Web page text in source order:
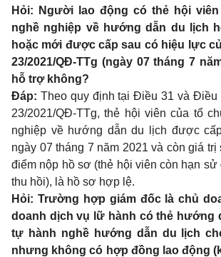
Hỏi: Người lao động có thẻ hội
nghề nghiệp về hướng dẫn du lịch
hoặc mới được cấp sau có hiệu lực
23/2021/QĐ-TTg (ngày 07 tháng 7
hỗ trợ không?
Đáp: Theo quy định tạiĐiều 31 và Điều
23/2021/QĐ-TTg, thẻ hội viên của tổ
nghiệp về hướng dẫn du lịch được
ngày 07 tháng 7 năm 2021 và còn giá
điểm nộp hồ sơ (thẻ hội viên còn hạn sử
thu hồi), là hồ sơ hợp lệ.
Hỏi: Trường hợp giám đốc là chủ
doanh dịch vụ lữ hành có thẻ hướng
tự hành nghề hướng dẫn du lịch
nhưng không có hợp đồng lao động